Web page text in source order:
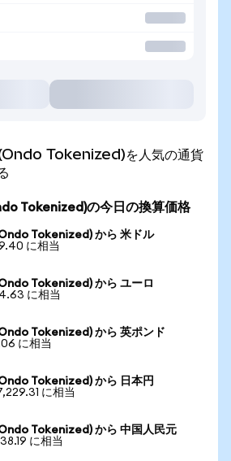
Tokenized)を人気の通貨
Tokenized)の今日の換算価格
Tokenized) から 米ドル
に相当
Tokenized) から ユーロ
に相当
Tokenized) から 英ポンド
に相当
Tokenized) から 日本円
に相当
Tokenized) から 中国人民元
に相当